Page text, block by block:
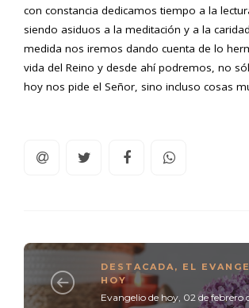
con constancia dedicamos tiempo a la
siendo asiduos a la meditación y a la
medida nos iremos dando cuenta de lo
vida del Reino y desde ahí podremos, no
hoy nos pide el Señor, sino incluso cosas
DESTACADA, EL
HOY
Evangelio de hoy, 02 de febrero